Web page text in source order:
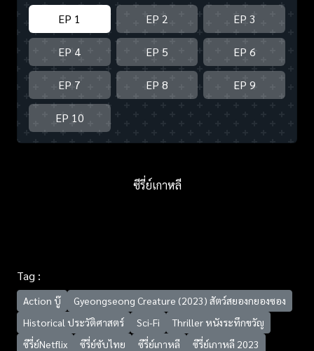
EP 1 EP 2 EP 3
EP 4 EP 5 EP 6
EP 7 EP 8 EP 9
EP 10
ซีรี่ย์เกาหลี
Tag :
Action บู๊
Gyeongseong Creature (2023) สัตว์สยองกยองซอง
Historical ประวัติศาสตร์
Sci-Fi
Thriller หนังระทึกขวัญ
ซีรี่ย์Netflix
ซีรี่ย์ซับไทย ซีรี่ย์เกาหลี
ซีรี่ย์เกาหลี 2023